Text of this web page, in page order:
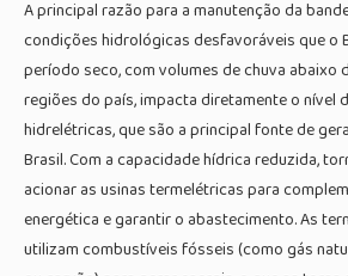
A principal razão para a manutenção da
condições hidrológicas desfavoráveis que o
período seco, com volumes de chuva abaixo
regiões do país, impacta diretamente o nível
hidrelétricas, que são a principal fonte de
Brasil. Com a capacidade hídrica reduzida,
acionar as usinas termelétricas para
energética e garantir o abastecimento. As
utilizam combustíveis fósseis (como gás